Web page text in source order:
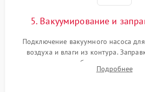
5. Вакуумирование и
Подключение вакуумного насоса
воздуха и влаги из контура.
дозированным объемом хладагента
электронным весам. КонтрольПодробнее